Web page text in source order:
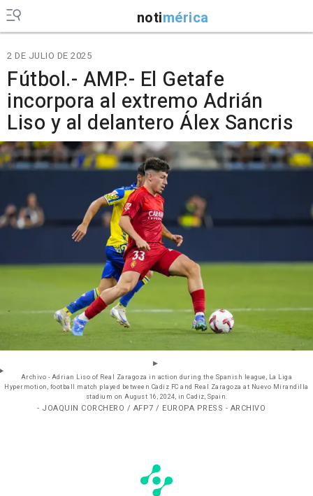
notimérica
2 DE JULIO DE 2025
Fútbol.- AMP.- El Getafe
incorpora al extremo Adrián
Liso y al delantero Álex Sancris
Archivo - Adrian Liso of Real Zaragoza in action during the Spanish league, La Liga
Hypermotion, football match played between Cadiz FC and Real Zaragoza at Nuevo Mirandilla
stadium on August 16, 2024, in Cadiz, Spain.
- JOAQUIN CORCHERO / AFP7 / EUROPA PRESS - ARCHIVO